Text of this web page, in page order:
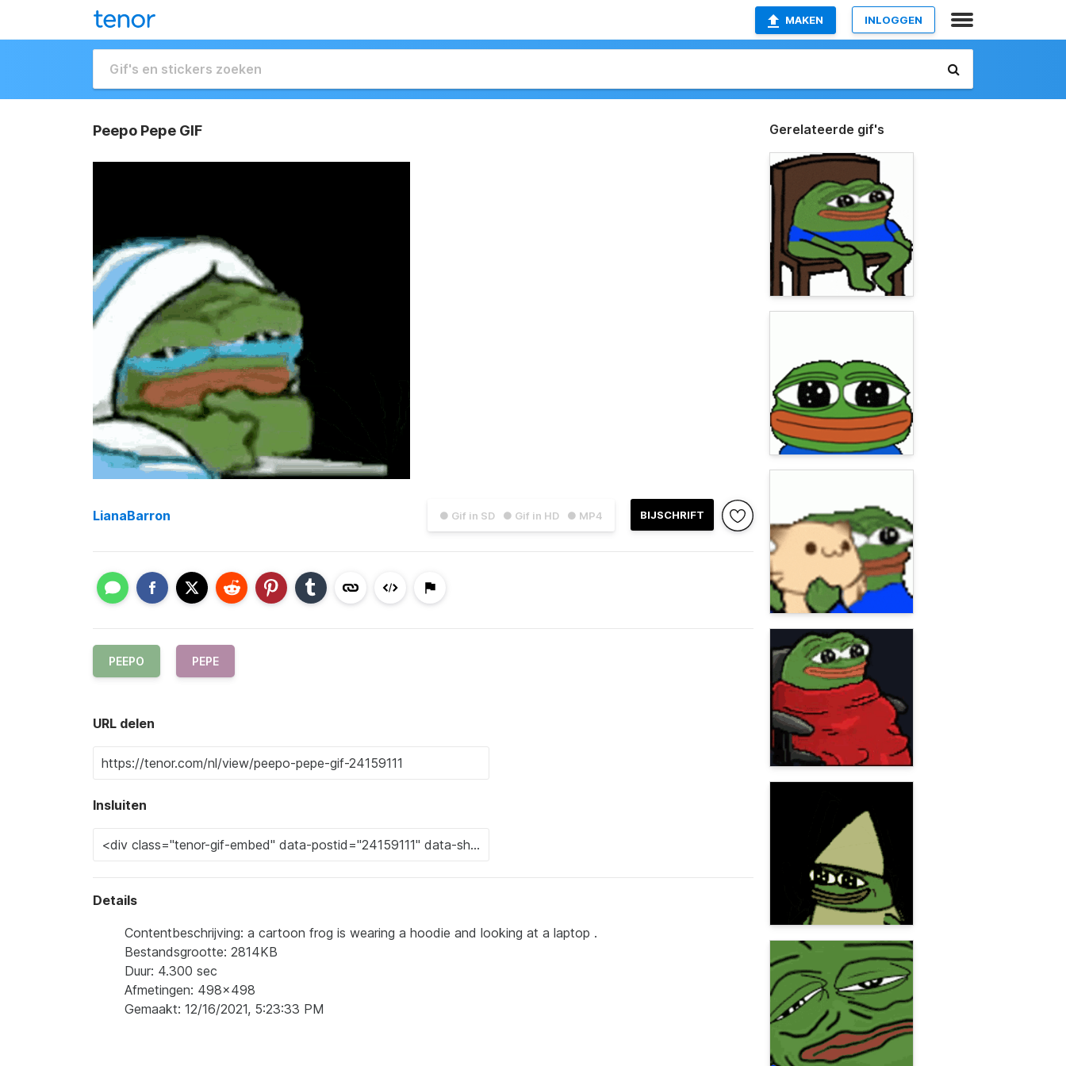
MAKEN INLOGGEN
Peepo Pepe GIF
● Gif in SD ● Gif in HD ● MP4 BIJSCHRIFT
LianaBarron
PEEPO PEPE
URL delen
Insluiten
Details
Contentbeschrijving: a cartoon frog is wearing a hoodie and looking at a laptop .
Bestandsgrootte: 2814KB
Duur: 4.300 sec
Afmetingen: 498x498
Gemaakt: 12/16/2021, 5:23:33 PM
Gerelateerde gif's